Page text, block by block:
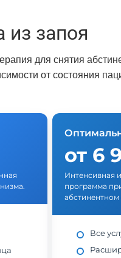
запоя
для снятия
от состояния
от 6
Интенсивная
программа
Все